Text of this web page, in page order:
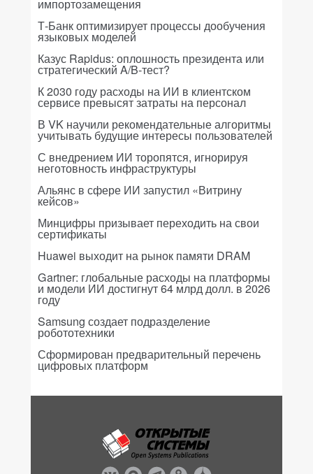
импортозамещения
Т-Банк оптимизирует процессы дообучения
языковых моделей
Казус Rapidus: оплошность президента или
стратегический A/B-тест?
К 2030 году расходы на ИИ в клиентском
сервисе превысят затраты на персонал
В VK научили рекомендательные алгоритмы
учитывать будущие интересы пользователей
С внедрением ИИ торопятся, игнорируя
неготовность инфраструктуры
Альянс в сфере ИИ запустил «Витрину
кейсов»
Минцифры призывает переходить на свои
сертификаты
Huawei выходит на рынок памяти DRAM
Gartner: глобальные расходы на платформы
и модели ИИ достигнут 64 млрд долл. в 2026
году
Samsung создает подразделение
робототехники
Сформирован предварительный перечень
цифровых платформ